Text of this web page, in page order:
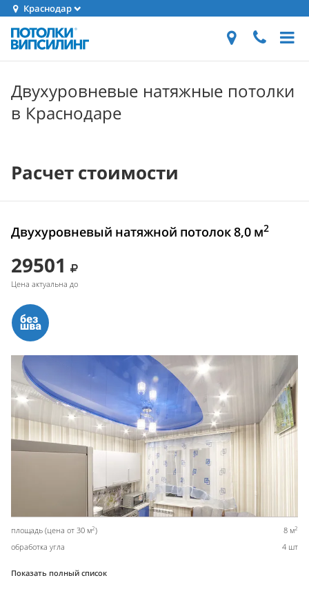
Краснодар
Двухуровневые натяжные потолки
в Краснодаре
Расчет стоимости
Двухуровневый натяжной потолок 8,0 м2
29501
Цена актуальна до
площадь (цена от 30 м2) 8 м2
обработка угла 4 шт
Показать полный список